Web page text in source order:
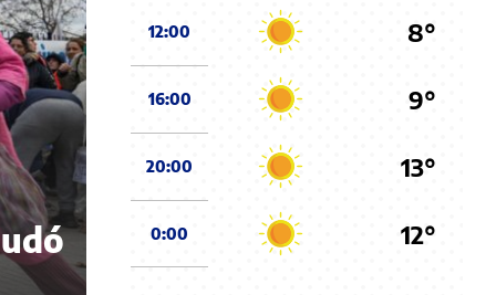
12:00 8°
16:00 9°
20:00 13°
0:00 12°